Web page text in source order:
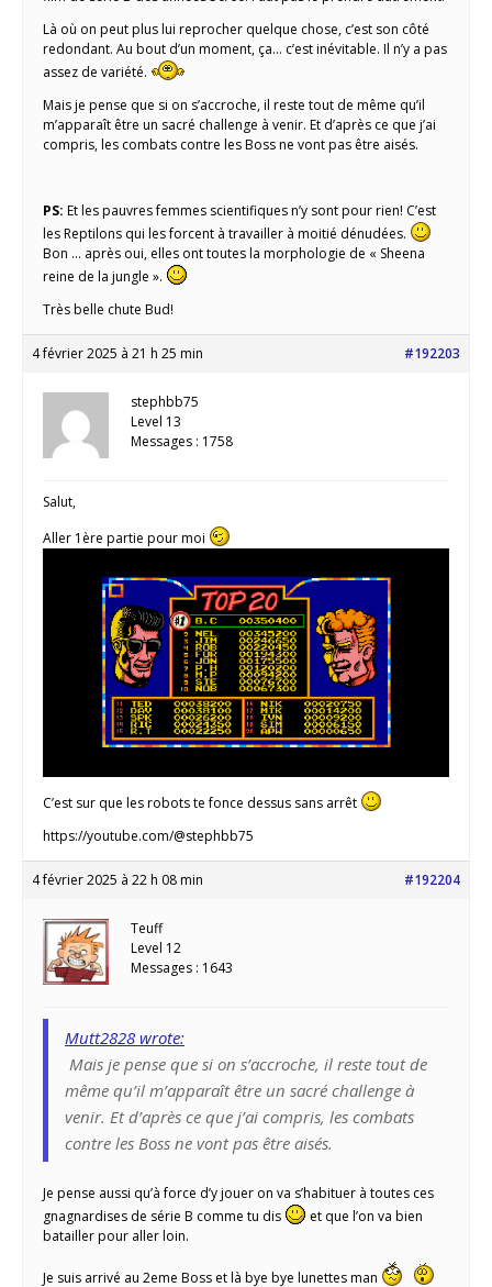
Là où on peut plus lui reprocher quelque chose, c’est son côté
redondant. Au bout d’un moment, ça… c’est inévitable. Il n’y a pas
assez de variété.
Mais je pense que si on s’accroche, il reste tout de même qu’il
m’apparaît être un sacré challenge à venir. Et d’après ce que j’ai
compris, les combats contre les Boss ne vont pas être aisés.
PS: Et les pauvres femmes scientifiques n’y sont pour rien! C’est
les Reptilons qui les forcent à travailler à moitié dénudées.
Bon … après oui, elles ont toutes la morphologie de « Sheena
reine de la jungle ».
Très belle chute Bud!
4 février 2025 à 21 h 25 min #192203
stephbb75
Level 13
Messages : 1758
Salut,
Aller 1ère partie pour moi
C’est sur que les robots te fonce dessus sans arrêt
https://youtube.com/@stephbb75
4 février 2025 à 22 h 08 min #192204
Teuff
Level 12
Messages : 1643
Mutt2828 wrote:
Mais je pense que si on s’accroche, il reste tout de
même qu’il m’apparaît être un sacré challenge à
venir. Et d’après ce que j’ai compris, les combats
contre les Boss ne vont pas être aisés.
Je pense aussi qu’à force d’y jouer on va s’habituer à toutes ces
gnagnardises de série B comme tu dis
et que l’on va bien
batailler pour aller loin.
Je suis arrivé au 2eme Boss et là bye bye lunettes man